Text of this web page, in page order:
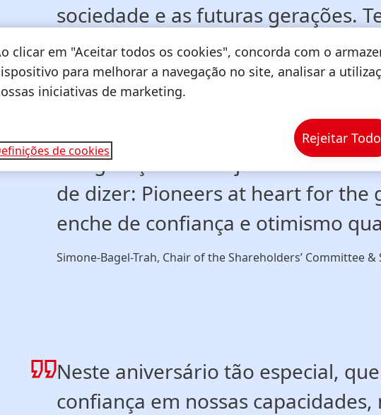
sociedade e as futuras gerações.
nossos times ao redor do mundo
da Henkel e o levam adiante
expressa aquilo que nos define:
nosso espírito pioneiro e
das gerações de hoje e de
de dizer: Pioneers at heart for the
enche de confiança e otimismo
Simone-Bagel-Trah, Chair of the Shareholders’ Committee
Neste aniversário tão especial,
confiança em nossas
clicar em "Aceitar todos os cookies", concorda com o
para melhorar a navegação no site, analisar a
iniciativas de marketing.
de cookies
Rejeitar